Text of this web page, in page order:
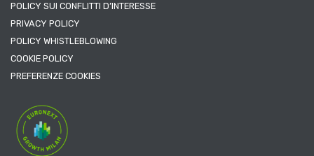
POLICY SUI CONFLITTI D’INTERESSE
PRIVACY POLICY
POLICY WHISTLEBLOWING
COOKIE POLICY
PREFERENZE COOKIES